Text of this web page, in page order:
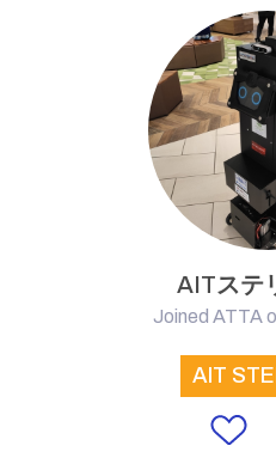
AITステ
Joined ATTA
AIT